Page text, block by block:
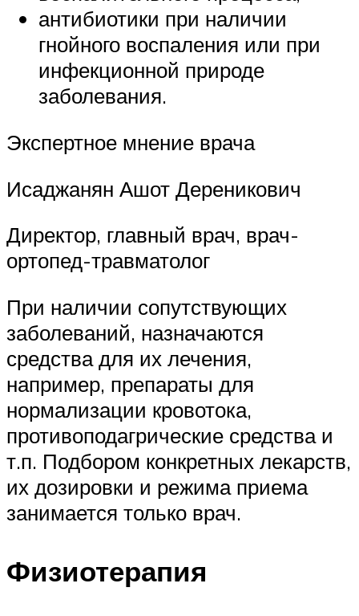
антибиотики при наличии
гнойного воспаления или при
инфекционной природе
заболевания.
Экспертное мнение врача
Исаджанян Ашот Дереникович
Директор, главный врач, врач-
ортопед-травматолог
При наличии сопутствующих
заболеваний, назначаются
средства для их лечения,
например, препараты для
нормализации кровотока,
противоподагрические средства и
т.п. Подбором конкретных лекарств,
их дозировки и режима приема
занимается только врач.
Физиотерапия